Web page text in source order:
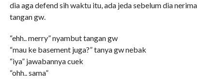
dia aga defend sih waktu itu, ada jeda sebelum dia nerima
tangan gw.
“ehh.. merry” nyambut tangan gw
“mau ke basement juga?” tanya gw nebak
“iya” jawabannya cuek
“ohh.. sama”